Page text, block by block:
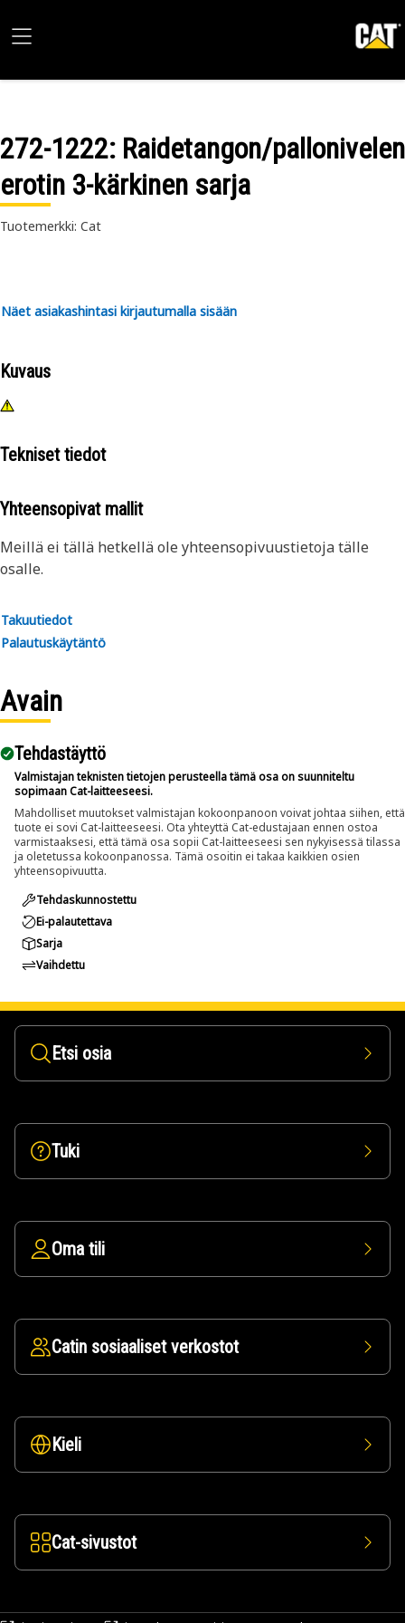
272-1222: Raidetangon/pallonivelen
erotin 3-kärkinen sarja
Tuotemerkki: Cat
Näet asiakashintasi kirjautumalla sisään
Kuvaus
Tekniset tiedot
Yhteensopivat mallit
Meillä ei tällä hetkellä ole yhteensopivuustietoja tälle
osalle.
Takuutiedot
Palautuskäytäntö
Avain
Tehdastäyttö
Valmistajan teknisten tietojen perusteella tämä osa on suunniteltu
sopimaan Cat-laitteeseesi.
Mahdolliset muutokset valmistajan kokoonpanoon voivat johtaa siihen, että
tuote ei sovi Cat-laitteeseesi. Ota yhteyttä Cat-edustajaan ennen ostoa
varmistaaksesi, että tämä osa sopii Cat-laitteeseesi sen nykyisessä tilassa
ja oletetussa kokoonpanossa. Tämä osoitin ei takaa kaikkien osien
yhteensopivuutta.
Tehdaskunnostettu
Ei-palautettava
Sarja
Vaihdettu
Etsi osia
Tuki
Oma tili
Catin sosiaaliset verkostot
Kieli
Cat-sivustot